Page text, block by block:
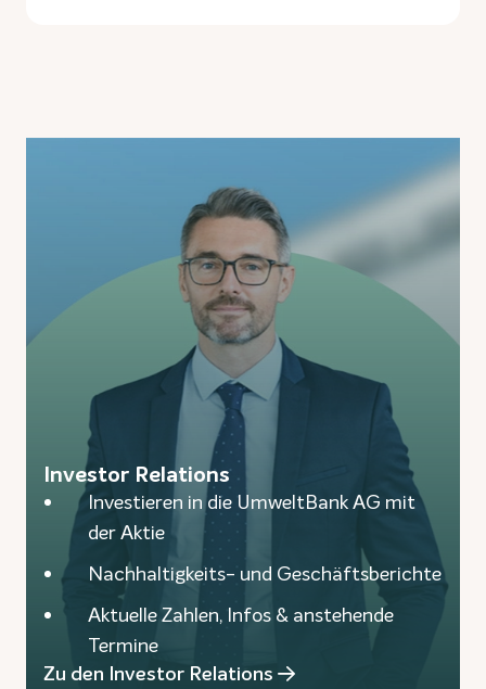
Investor Relations
Investieren in die UmweltBank AG mit
der Aktie
Nachhaltigkeits- und Geschäftsberichte
Aktuelle Zahlen, Infos & anstehende
Termine
Zu den Investor Relations